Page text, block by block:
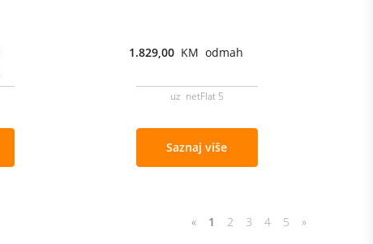
1.829,00 KM odmah
uz netFlat 5
Saznaj više
« 1 2 3 4 5 »